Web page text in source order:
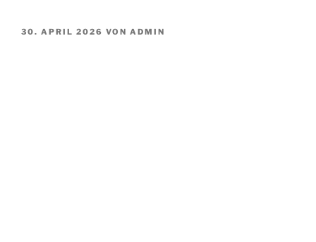
VERÖFFENTLICHT
30. APRIL 2026 VON ADMIN